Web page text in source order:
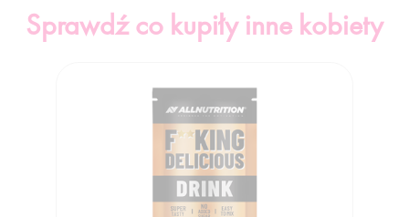
Sprawdź co kupiły inne kobiety